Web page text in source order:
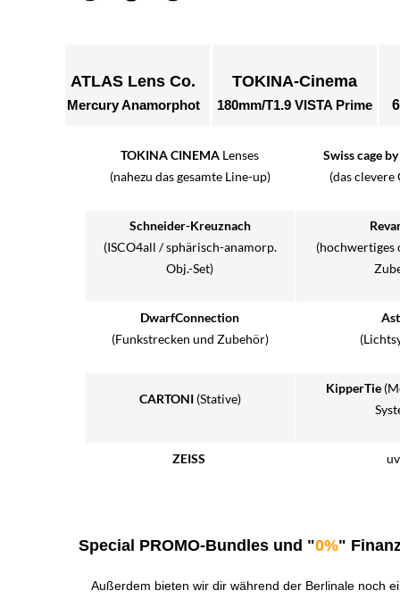
ATLAS Lens Co.
Mercury Anamorphot
TOKINA-Cinema
180mm/T1.9 VISTA Prime
TOKINA CINEMA Lenses
(nahezu das gesamte Line-up)
Swiss cage
(das clevere
Schneider-Kreuznach
(ISCO4all / sphärisch-anamorp.
Obj.-Set)
(hochwertiges
DwarfConnection
(Funkstrecken und Zubehör)
CARTONI(Stative)
KipperTie
ZEISS
Special PROMO-Bundles und "0%"
Außerdem bieten wir dir während der Berlinale noch